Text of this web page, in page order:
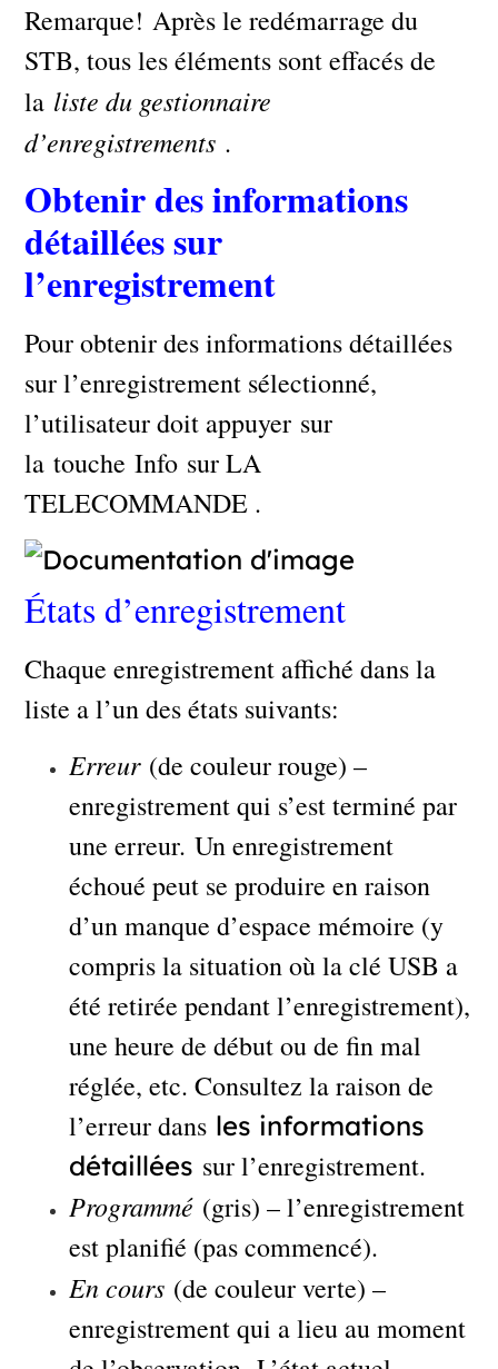
Remarque! Après le redémarrage du
STB, tous les éléments sont effacés de
la liste du gestionnaire
d’enregistrements .
Obtenir des informations
détaillées sur
l’enregistrement
Pour obtenir des informations détaillées
sur l’enregistrement sélectionné,
l’utilisateur doit appuyer sur
la touche Info sur LA
TELECOMMANDE .
États d’enregistrement
Chaque enregistrement affiché dans la
liste a l’un des états suivants:
Erreur(de couleur rouge) –
enregistrement qui s’est terminé par
une erreur. Un enregistrement
échoué peut se produire en raison
d’un manque d’espace mémoire (y
compris la situation où la clé USB a
été retirée pendant l’enregistrement),
une heure de début ou de fin mal
réglée, etc. Consultez la raison de
l’erreur dans les informations
détaillées sur l’enregistrement.
Programmé (gris) – l’enregistrement
est planifié (pas commencé).
En cours (de couleur verte) –
enregistrement qui a lieu au moment